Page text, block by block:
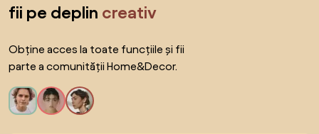
fii pe deplin creativ
Obține acces la toate funcțiile și fii
parte a comunității Home&Decor.